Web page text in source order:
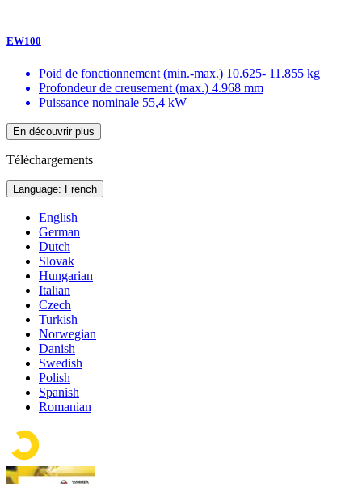
EW100
Poid de fonctionnement (min.-max.) 10.625- 11.855 kg
Profondeur de creusement (max.) 4.968 mm
Puissance nominale 55,4 kW
En découvrir plus
Téléchargements
Language: French
English
German
Dutch
Slovak
Hungarian
Italian
Czech
Turkish
Norwegian
Danish
Swedish
Polish
Spanish
Romanian